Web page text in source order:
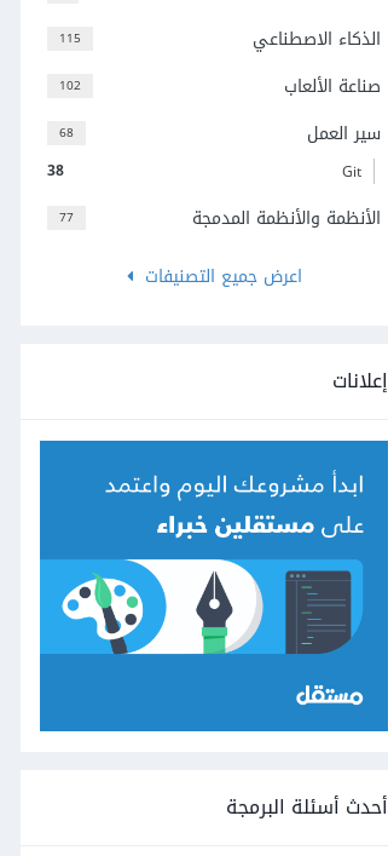
115 الذكاء الاصطناعي
102 صناعة الألعاب
68 سير العمل
38 Git
77
الأنظمة والأنظمة المدمجة
اعرض جميع التصنيفات
إعلانات
أحدث أسئلة البرمجة